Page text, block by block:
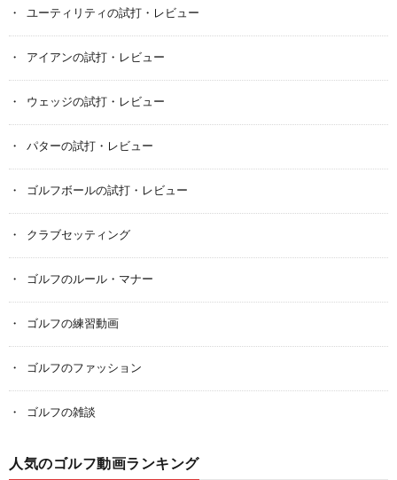
ユーティリティの試打・レビュー
アイアンの試打・レビュー
ウェッジの試打・レビュー
パターの試打・レビュー
ゴルフボールの試打・レビュー
クラブセッティング
ゴルフのルール・マナー
ゴルフの練習動画
ゴルフのファッション
ゴルフの雑談
人気のゴルフ動画ランキング